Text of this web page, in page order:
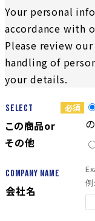
Your personal
accordance with
Please review our
handling of
your details.
Select
この商品or
その他
Company Name
会社名
例